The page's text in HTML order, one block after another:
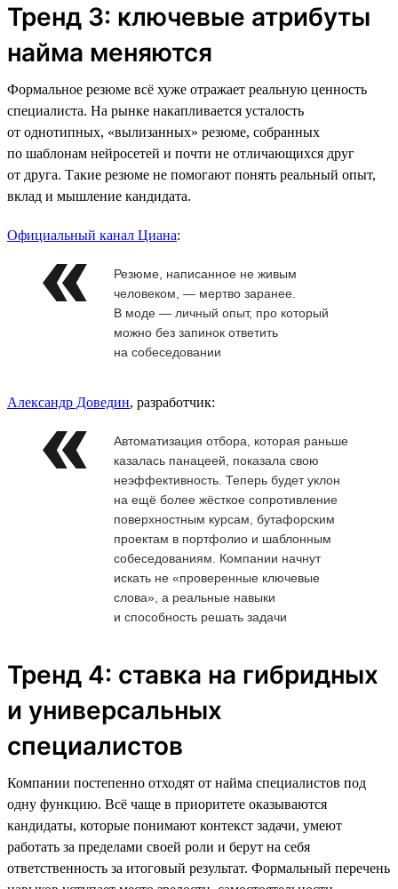
Тренд 3: ключевые атрибуты
найма меняются
Формальное резюме всё хуже отражает реальную ценность
специалиста. На рынке накапливается усталость
от однотипных, «вылизанных» резюме, собранных
по шаблонам нейросетей и почти не отличающихся друг
от друга. Такие резюме не помогают понять реальный опыт,
вклад и мышление кандидата.
Официальный канал Циана:
Резюме, написанное не живым
человеком, — мертво заранее.
В моде — личный опыт, про который
можно без запинок ответить
на собеседовании
Александр Доведин, разработчик:
Автоматизация отбора, которая раньше
казалась панацеей, показала свою
неэффективность. Теперь будет уклон
на ещё более жёсткое сопротивление
поверхностным курсам, бутафорским
проектам в портфолио и шаблонным
собеседованиям. Компании начнут
искать не «проверенные ключевые
слова», а реальные навыки
и способность решать задачи
Тренд 4: ставка на гибридных
и универсальных
специалистов
Компании постепенно отходят от найма специалистов под
одну функцию. Всё чаще в приоритете оказываются
кандидаты, которые понимают контекст задачи, умеют
работать за пределами своей роли и берут на себя
ответственность за итоговый результат. Формальный перечень